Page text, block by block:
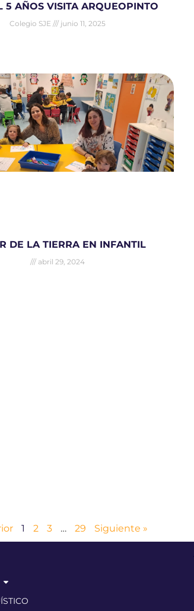
5 AÑOS VISITA ARQUEOPINTO
Colegio SJE junio 11, 2025
DE LA TIERRA EN INFANTIL
abril 29, 2024
1 2 3 … 29 Siguiente »